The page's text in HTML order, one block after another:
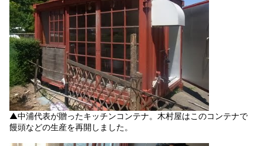
▲中浦代表が贈ったキッチンコンテナ。木村屋はこのコンテナで
饅頭などの生産を再開しました。